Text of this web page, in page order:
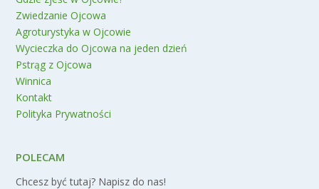
Zwiedzanie Ojcowa
Agroturystyka w Ojcowie
Wycieczka do Ojcowa na jeden dzień
Pstrąg z Ojcowa
Winnica
Kontakt
Polityka Prywatności
POLECAM
Chcesz być tutaj? Napisz do nas!